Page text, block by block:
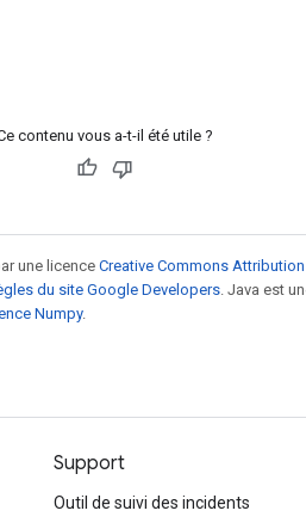
contenu vous a-t-il été utile ?
une licenceCreative Commons
du site Google Developers . Java est
Numpy.
Support
Outil de suivi des incidents